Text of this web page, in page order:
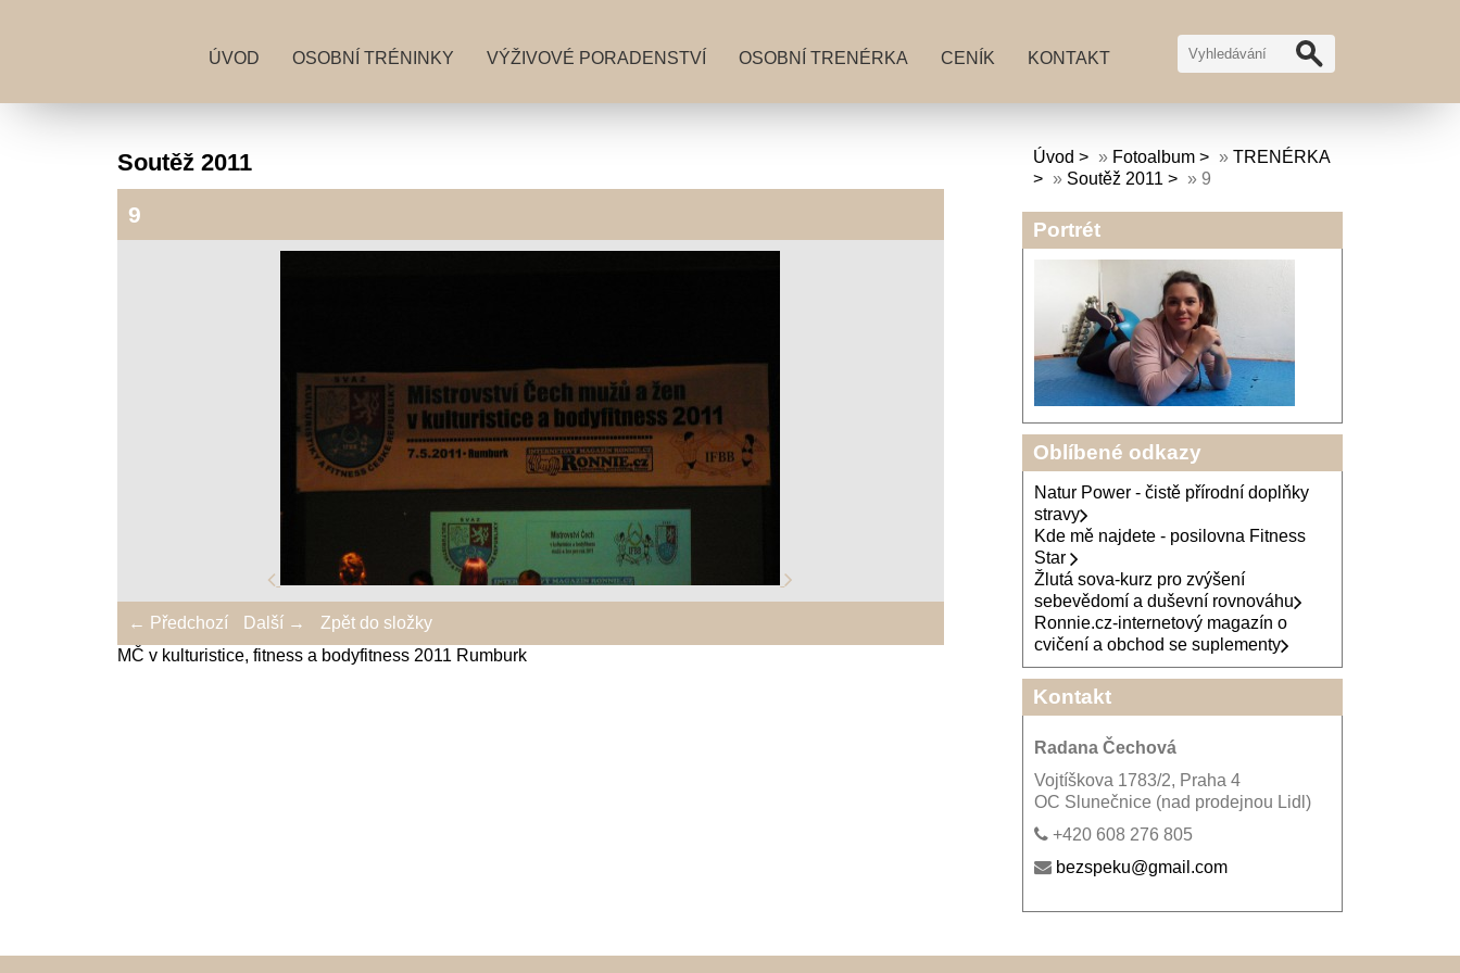
ÚVOD OSOBNÍ TRÉNINKY VÝŽIVOVÉ PORADENSTVÍ OSOBNÍ TRENÉRKA CENÍK KONTAKT
Soutěž 2011
9
← Předchozí Další →
Zpět do složky
MČ v kulturistice, fitness a bodyfitness 2011 Rumburk
Úvod » Fotoalbum » TRENÉRKA
» Soutěž 2011 » 9
Portrét
Oblíbené odkazy
Natur Power - čistě přírodní doplňky
stravy
Kde mě najdete - posilovna Fitness
Star
Žlutá sova-kurz pro zvýšení
sebevědomí a duševní rovnováhu
Ronnie.cz-internetový magazín o
cvičení a obchod se suplementy
Kontakt
Radana Čechová
Vojtíškova 1783/2, Praha 4
OC Slunečnice (nad prodejnou Lidl)
+420 608 276 805
bezspeku@gmail.com